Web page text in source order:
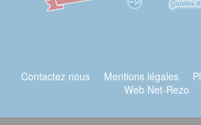
Contactez nous Mentions légales
Web Net-Rezo